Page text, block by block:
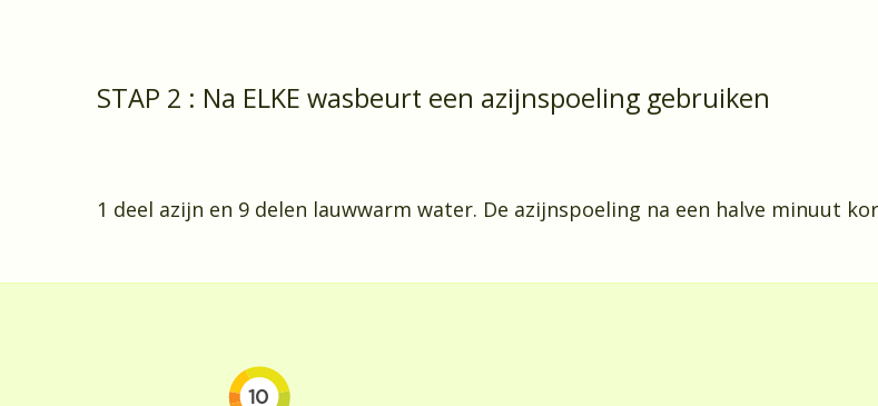
STAP 2 : Na ELKE wasbeurt een azijnspoeling gebruiken
1 deel azijn en 9 delen lauwwarm water. De azijnspoeling na een halve minuut